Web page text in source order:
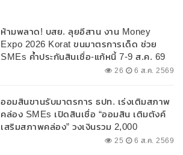
ห้ามพลาด! บสย. ลุยอีสาน งาน Money
Expo 2026 Korat ขนมาตรการเด็ด ช่วย
SMEs ค้ำประกันสินเชื่อ-แก้หนี้ 7-9 ส.ค. 69
26 6 ส.ค. 2569
ออมสินขานรับมาตรการ ธปท. เร่งเติมสภาพ
คล่อง SMEs เปิดสินเชื่อ “ออมสิน เติมตังค์
เสริมสภาพคล่อง” วงเงินรวม 2,000
ลบ.สนับสนุนเงินทุนหมุนเวียนวงเงินกู้สูงสุด
25 6 ส.ค. 2569